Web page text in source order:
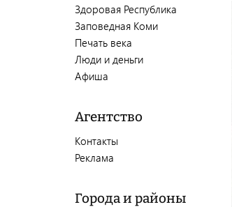
Здоровая Республика
Заповедная Коми
Печать века
Люди и деньги
Афиша
Агентство
Контакты
Реклама
Города и районы